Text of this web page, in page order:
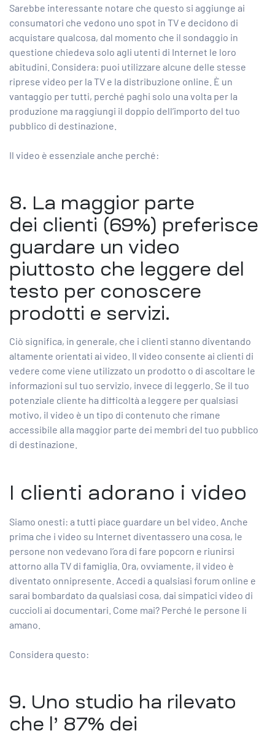
Sarebbe interessante notare che questo si aggiunge ai
consumatori che vedono uno spot in TV e decidono di
acquistare qualcosa, dal momento che il sondaggio in
questione chiedeva solo agli utenti di Internet le loro
abitudini. Considera: puoi utilizzare alcune delle stesse
riprese video per la TV e la distribuzione online. È un
vantaggio per tutti, perché paghi solo una volta per la
produzione ma raggiungi il doppio dell’importo del tuo
pubblico di destinazione.
Il video è essenziale anche perché:
8. La maggior parte
dei clienti (69%) preferisce
guardare un video
piuttosto che leggere del
testo per conoscere
prodotti e servizi.
Ciò significa, in generale, che i clienti stanno diventando
altamente orientati ai video. Il video consente ai clienti di
vedere come viene utilizzato un prodotto o di ascoltare le
informazioni sul tuo servizio, invece di leggerlo. Se il tuo
potenziale cliente ha difficoltà a leggere per qualsiasi
motivo, il video è un tipo di contenuto che rimane
accessibile alla maggior parte dei membri del tuo pubblico
di destinazione.
I clienti adorano i video
Siamo onesti: a tutti piace guardare un bel video. Anche
prima che i video su Internet diventassero una cosa, le
persone non vedevano l’ora di fare popcorn e riunirsi
attorno alla TV di famiglia. Ora, ovviamente, il video è
diventato onnipresente. Accedi a qualsiasi forum online e
sarai bombardato da qualsiasi cosa, dai simpatici video di
cuccioli ai documentari. Come mai? Perché le persone li
amano.
Considera questo:
9. Uno studio ha rilevato
che l’ 87% dei